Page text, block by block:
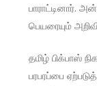
பாராட்டினார்.
பெயரையும்
தமிழ் பிக்பாஸ்
பரபரப்பை